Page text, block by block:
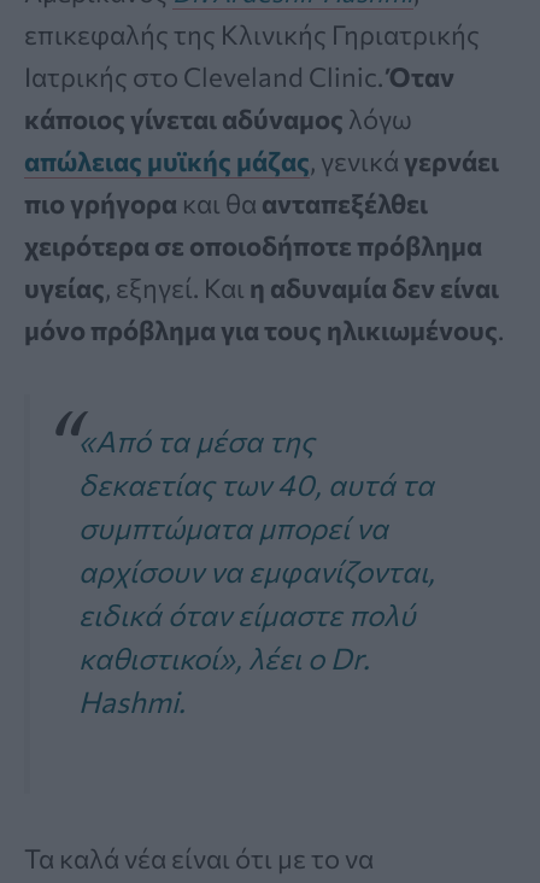
επικεφαλής της Κλινικής Γηριατρικής
Ιατρικής στο Cleveland Clinic.Όταν
κάποιος γίνεται αδύναμος λόγω
απώλειας μυϊκής μάζας, γενικάγερνάει
πιο γρήγορα και θα ανταπεξέλθει
χειρότερα σε οποιοδήποτε πρόβλημα
υγείας, εξηγεί. Και η αδυναμία δεν είναι
μόνο πρόβλημα για τους ηλικιωμένους.
«Από τα μέσα της
δεκαετίας των 40, αυτά τα
συμπτώματα μπορεί να
αρχίσουν να εμφανίζονται,
ειδικά όταν είμαστε πολύ
καθιστικοί», λέει ο Dr.
Hashmi.
Τα καλά νέα είναι ότι με το να